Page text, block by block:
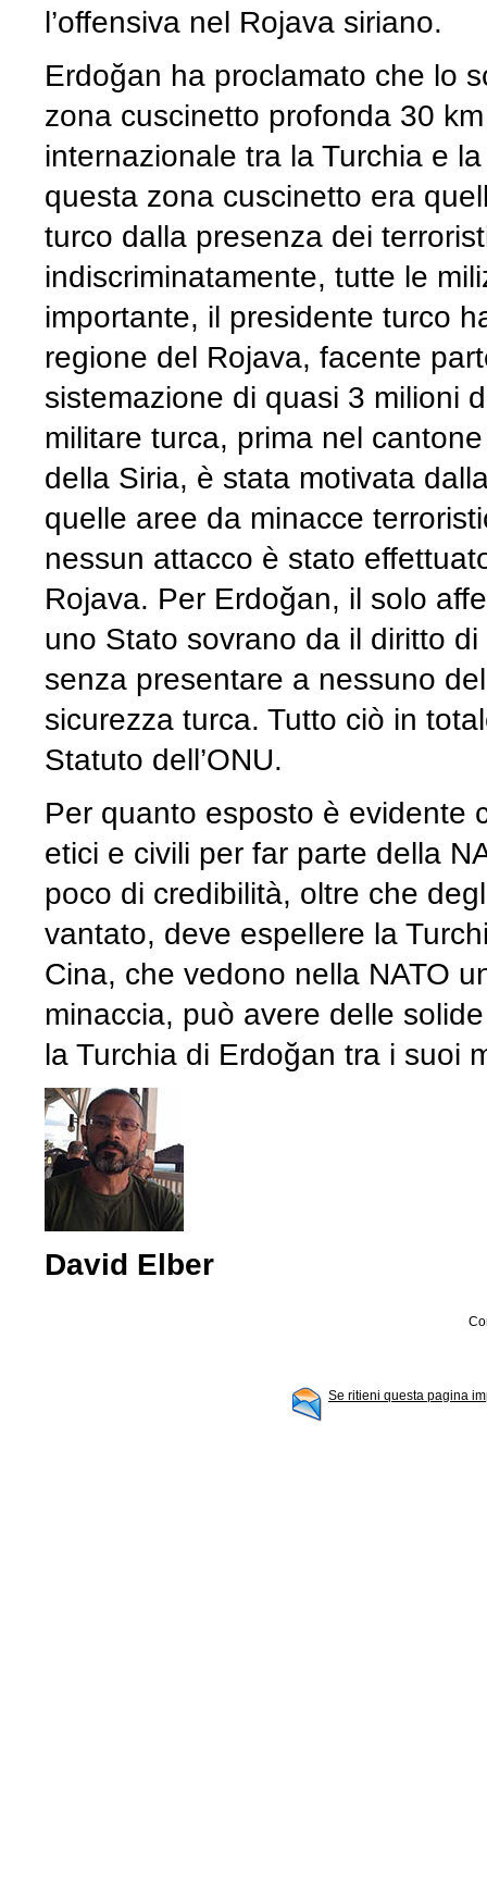
l’offensiva nel Rojava siriano.
Erdoğan ha proclamato che lo
zona cuscinetto profonda 30
internazionale tra la Turchia e
questa zona cuscinetto era
turco dalla presenza dei
indiscriminatamente, tutte le
importante, il presidente turco
regione del Rojava, facente
sistemazione di quasi 3 milioni
militare turca, prima nel
della Siria, è stata motivata
quelle aree da minacce
nessun attacco è stato
Rojava. Per Erdoğan, il solo
uno Stato sovrano da il diritto
senza presentare a nessuno
sicurezza turca. Tutto ciò in
Statuto dell’ONU.
Per quanto esposto è evidente
etici e civili per far parte della
poco di credibilità, oltre che
vantato, deve espellere la
Cina, che vedono nella NATO
minaccia, può avere delle
la Turchia di Erdoğan tra i suoi
David Elber
Se ritieni questa pagina